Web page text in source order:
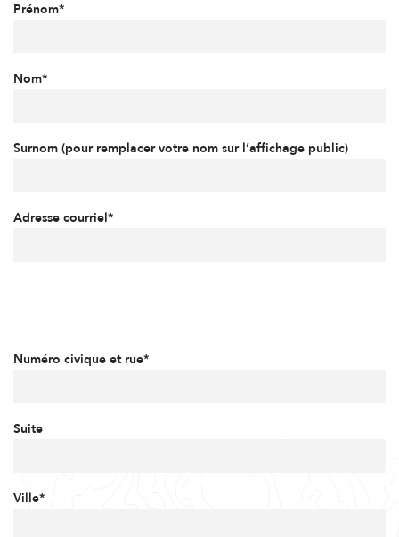
Prénom*
Nom*
Surnom (pour remplacer votre nom sur l’affichage public)
Adresse courriel*
Numéro civique et rue*
Suite
Ville*